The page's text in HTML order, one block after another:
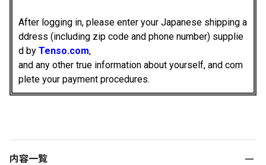
After logging in, please enter your Japanese shipping a
ddress (including zip code and phone number) supplie
d by Tenso.com,
and any other true information about yourself, and com
plete your payment procedures.
内容一覧